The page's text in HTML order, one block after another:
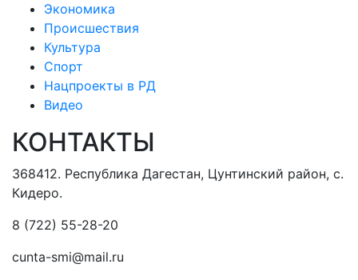
Экономика
Происшествия
Культура
Спорт
Нацпроекты в РД
Видео
КОНТАКТЫ
368412. Республика Дагестан, Цунтинский район, с.
Кидеро.
8 (722) 55-28-20
сunta-smi@mail.ru